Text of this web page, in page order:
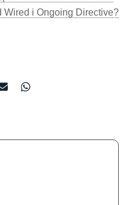
Wired i Ongoing Directive?